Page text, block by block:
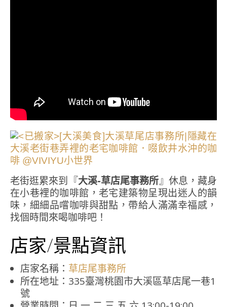
老街逛累來到『大溪-草店尾事務所』休息，藏身
在小巷裡的咖啡館，老宅建築物呈現出迷人的韻
味，細細品嚐咖啡與甜點，帶給人滿滿幸福感，
找個時間來喝咖啡吧！
店家/景點資訊
店家名稱： 草店尾事務所
所在地址：335臺灣桃園市大溪區草店尾一巷1
號